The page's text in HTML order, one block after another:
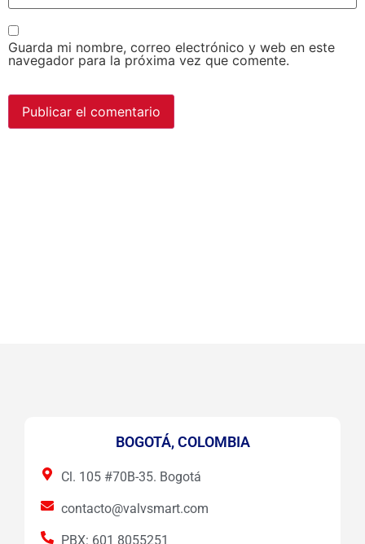
Guarda mi nombre, correo electrónico y web en este
navegador para la próxima vez que comente.
BOGOTÁ, COLOMBIA
Cl. 105 #70B-35. Bogotá
contacto@valvsmart.com
PBX: 601 8055251